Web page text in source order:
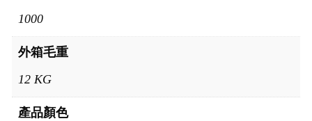
1000
外箱毛重
12 KG
產品顏色